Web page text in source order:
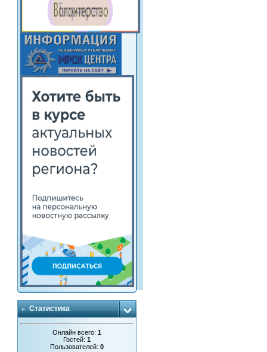
Статистика
Онлайн всего:1
Гостей:1
Пользователей:0